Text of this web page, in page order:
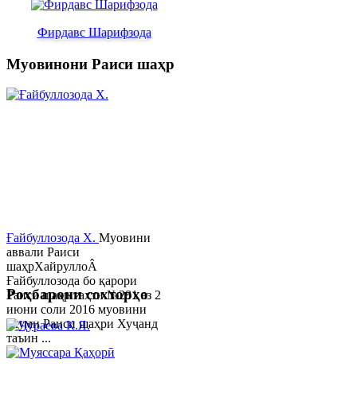
Фирдавс Шарифзода
Муовинони Раиси шаҳр
Ғайбуллозода Х. Муовини
аввали Раиси
шаҳрХайруллоÂ
Ғайбуллозода бо қарори
Раиси шаҳр таҳти №281 аз 2
июни соли 2016 муовини
якуми Раиси шаҳри Хуҷанд
таъин ...
Роҳбарони сохторҳо